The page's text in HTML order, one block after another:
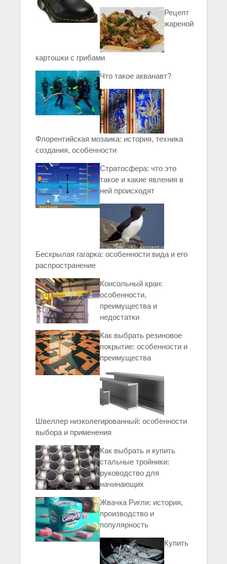
Рецепт
жареной
картошки с грибами
Что такое акванавт?
Флорентийская мозаика: история, техника
создания, особенности
Стратосфера: что это
такое и какие явления в
ней происходят
Бескрылая гагарка: особенности вида и его
распространение
Консольный кран:
особенности,
преимущества и
недостатки
Как выбрать резиновое
покрытие: особенности и
преимущества
Швеллер низколегированный: особенности
выбора и применения
Как выбрать и купить
стальные тройники:
руководство для
начинающих
Жвачка Ригли: история,
производство и
популярность
Купить